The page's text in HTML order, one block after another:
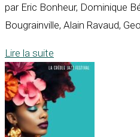
par Eric Bonheur, Dominique
Bougrainville, Alain Ravaud,
Lire la suite